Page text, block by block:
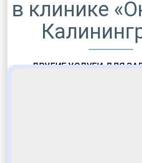
ДРУГИЕ УСЛУГИ ДЛЯ
в клинике